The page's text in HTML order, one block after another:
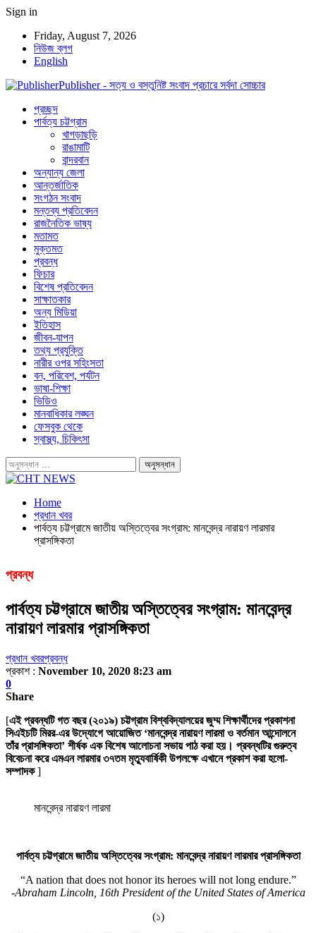
Sign in
Friday, August 7, 2026
নিউজ ব্লগ
English
Publisher - সত্য ও বস্তুনিষ্ট সংবাদ প্রচারে সর্বদা সোচ্চার
প্রচ্ছদ
পার্বত্য চট্টগ্রাম
খাগড়াছড়ি
রাঙামাটি
বান্দরবান
অন্যান্য জেলা
আন্তর্জাতিক
সংগঠন সংবাদ
মন্তব্য প্রতিবেদন
রাজনৈতিক ভাষ্য
মতামত
মুক্তমত
প্রবন্ধ
ফিচার
বিশেষ প্রতিবেদন
সাক্ষাতকার
অন্য মিডিয়া
ইতিহাস
জীবন-যাপন
তথ্য প্রযুক্তি
নারীর ওপর সহিংসতা
বন, পরিবেশ, পর্যটন
ভাষা-শিক্ষা
ভিডিও
মানবাধিকার লঙ্ঘন
ফেসবুক থেকে
স্বাস্থ্য, চিকিৎসা
Home
প্রধান খবর
পার্বত্য চট্টগ্রামে জাতীয় অস্তিত্বের সংগ্রাম: মানবেন্দ্র নারায়ণ লারমার
প্রাসঙ্গিকতা
প্রবন্ধ
পার্বত্য চট্টগ্রামে জাতীয় অস্তিত্বের সংগ্রাম: মানবেন্দ্র
নারায়ণ লারমার প্রাসঙ্গিকতা
প্রধান খবরপ্রবন্ধ
প্রকাশ : November 10, 2020 8:23 am
0
Share
[এই প্রবন্ধটি গত বছর (২০১৯) চট্টগ্রাম বিশ্ববিদ্যালয়ের জুম্ম শিক্ষার্থীদের প্রকাশনা
সিএইচটি মিরর-এর উদ্যোগে আয়োজিত ‘মানবেন্দ্র নারায়ণ লারমা ও বর্তমান আন্দোলনে
তাঁর প্রাসঙ্গিকতা’ শীর্ষক এক বিশেষ আলোচনা সভায় পাঠ করা হয়। প্রবন্ধটির গুরুত্ব
বিবেচনা করে এমএন লারমার ৩৭তম মৃত্যুবার্ষিকী উপলক্ষে এখানে প্রকাশ করা হলো-
সম্পাদক]
মানবেন্দ্র নারায়ণ লারমা
পার্বত্য চট্টগ্রামে জাতীয় অস্তিত্বের সংগ্রাম: মানবেন্দ্র নারায়ণ লারমার প্রাসঙ্গিকতা
“A nation that does not honor its heroes will not long endure.”
-Abraham Lincoln, 16th President of the United States of America
(১)